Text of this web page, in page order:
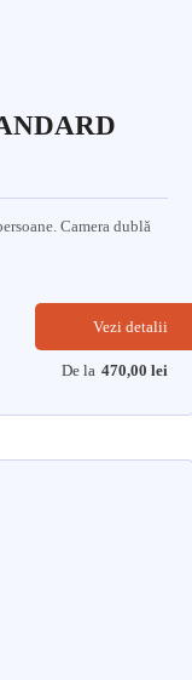
Camera dublă
Vezi detalii
De la 470,00 lei